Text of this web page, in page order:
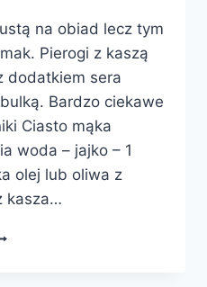
na obiad lecz tym
Pierogi z kaszą
dodatkiem sera
Bardzo ciekawe
Ciasto mąka
woda – jajko – 1
olej lub oliwa z
kasza…